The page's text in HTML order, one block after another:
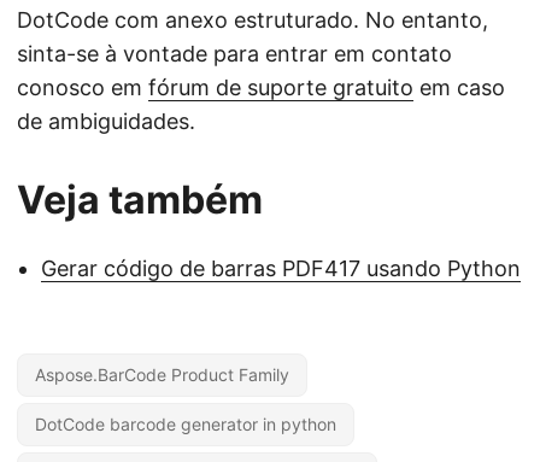
DotCode com anexo estruturado. No entanto,
sinta-se à vontade para entrar em contato
conosco em fórum de suporte gratuito em caso
de ambiguidades.
Veja também
Gerar código de barras PDF417 usando Python
Aspose.BarCode Product Family
DotCode barcode generator in python